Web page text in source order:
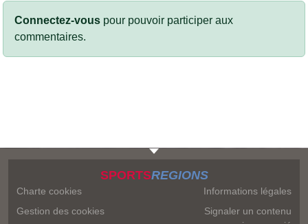
Connectez-vous pour pouvoir participer aux
commentaires.
SPORTSREGIONS
Charte cookies
Gestion des cookies
Informations légales
Signaler un contenu